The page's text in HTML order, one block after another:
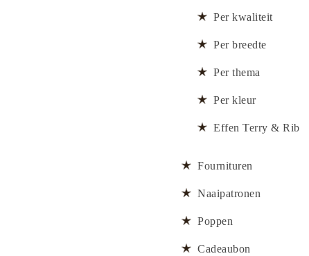
Per kwaliteit
Per breedte
Per thema
Per kleur
Effen Terry & Rib
Fournituren
Naaipatronen
Poppen
Cadeaubon